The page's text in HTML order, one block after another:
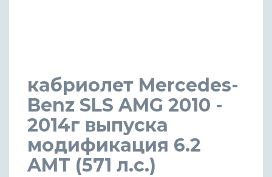
кабриолет Mercedes-
Benz SLS AMG 2010 -
2014г выпуска
модификация 6.2
AMT (571 л.с.)